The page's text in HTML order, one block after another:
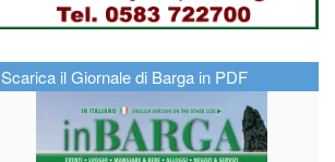
Scarica il Giornale di Barga in PDF